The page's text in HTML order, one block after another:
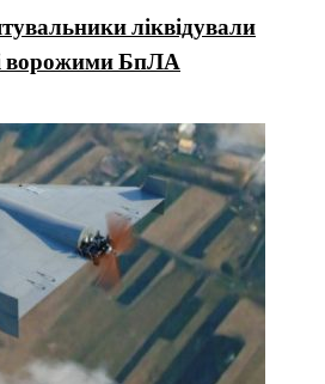
ліквідували
ворожими БпЛА